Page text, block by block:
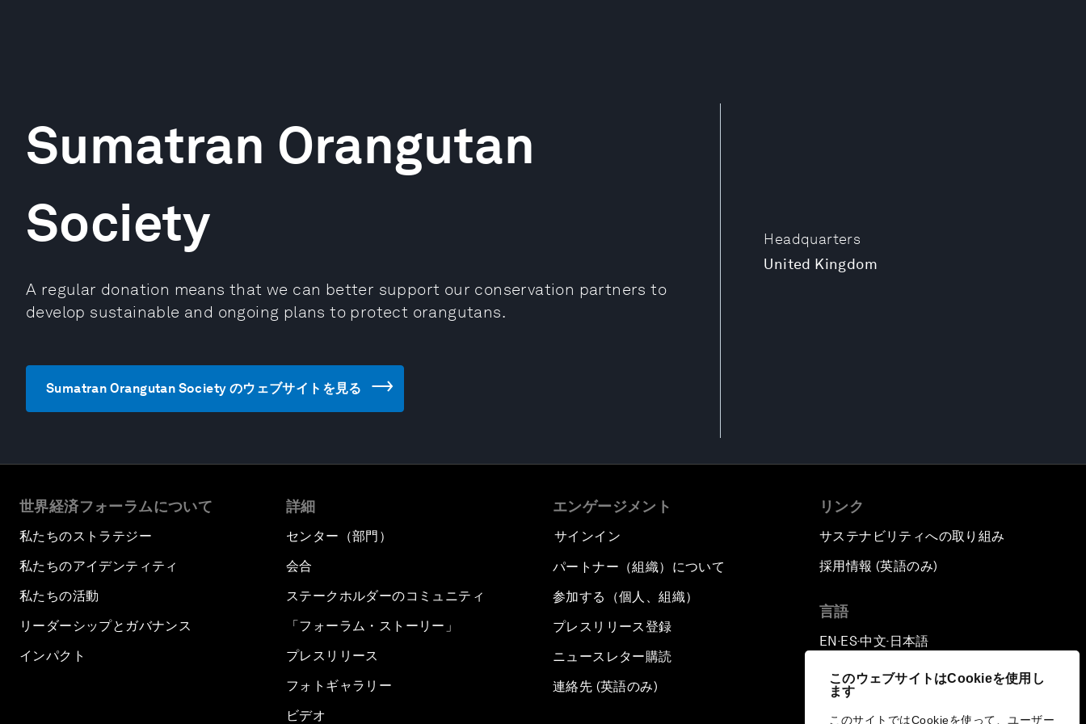
このウェブサイトはCookieを使用し
ます
このサイトではCookieを使って、ユーザー
Headquarters
United Kingdom
Sumatran Orangutan
Society
A regular donation means that we can better support our conservation partners to
develop sustainable and ongoing plans to protect orangutans.
Sumatran Orangutan Society のウェブサイトを見る
世界経済フォーラムについて
私たちのストラテジー
私たちのアイデンティティ
私たちの活動
リーダーシップとガバナンス
インパクト
詳細
センター（部門）
会合
ステークホルダーのコミュニティ
「フォーラム・ストーリー」
プレスリリース
フォトギャラリー
ビデオ
エンゲージメント
サインイン
パートナー（組織）について
参加する（個人、組織）
プレスリリース登録
ニュースレター購読
連絡先 (英語のみ)
リンク
サステナビリティへの取り組み
採用情報 (英語のみ)
言語
EN ▪ES▪中文▪ 日本語